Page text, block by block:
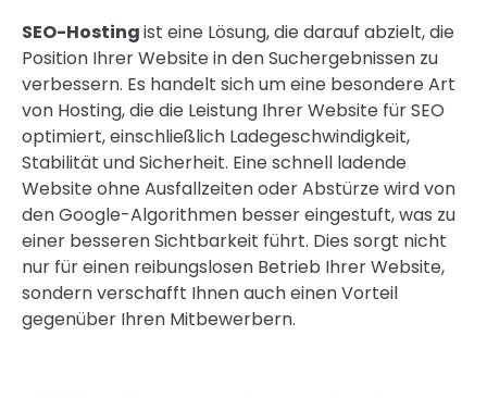
SEO-Hostingist eine Lösung, die darauf abzielt, die
Position Ihrer Website in den Suchergebnissen zu
verbessern. Es handelt sich um eine besondere Art
von Hosting, die die Leistung Ihrer Website für SEO
optimiert, einschließlich Ladegeschwindigkeit,
Stabilität und Sicherheit. Eine schnell ladende
Website ohne Ausfallzeiten oder Abstürze wird von
den Google-Algorithmen besser eingestuft, was zu
einer besseren Sichtbarkeit führt. Dies sorgt nicht
nur für einen reibungslosen Betrieb Ihrer Website,
sondern verschafft Ihnen auch einen Vorteil
gegenüber Ihren Mitbewerbern.